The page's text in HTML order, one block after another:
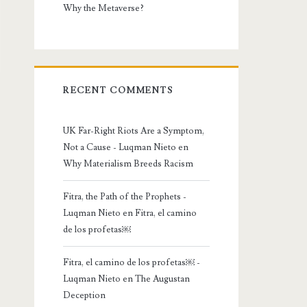
Why the Metaverse?
RECENT COMMENTS
UK Far-Right Riots Are a Symptom,
Not a Cause - Luqman Nieto en
Why Materialism Breeds Racism
Fitra, the Path of the Prophets -
Luqman Nieto enFitra, el camino
de los profetas￼
Fitra, el camino de los profetas￼ -
Luqman Nieto enThe Augustan
Deception